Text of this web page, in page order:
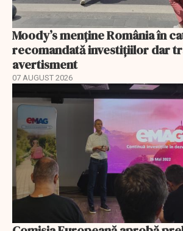
Moody’s menține România în
recomandată investițiilor dar
avertisment
07 AUGUST 2026